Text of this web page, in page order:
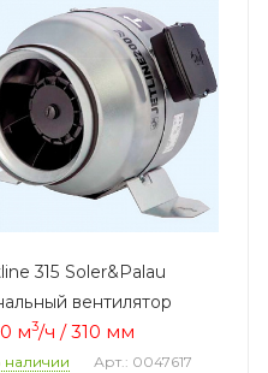
315 Soler&Palau
вентилятор
м3/ч / 310 мм
наличии Арт.: 0047617